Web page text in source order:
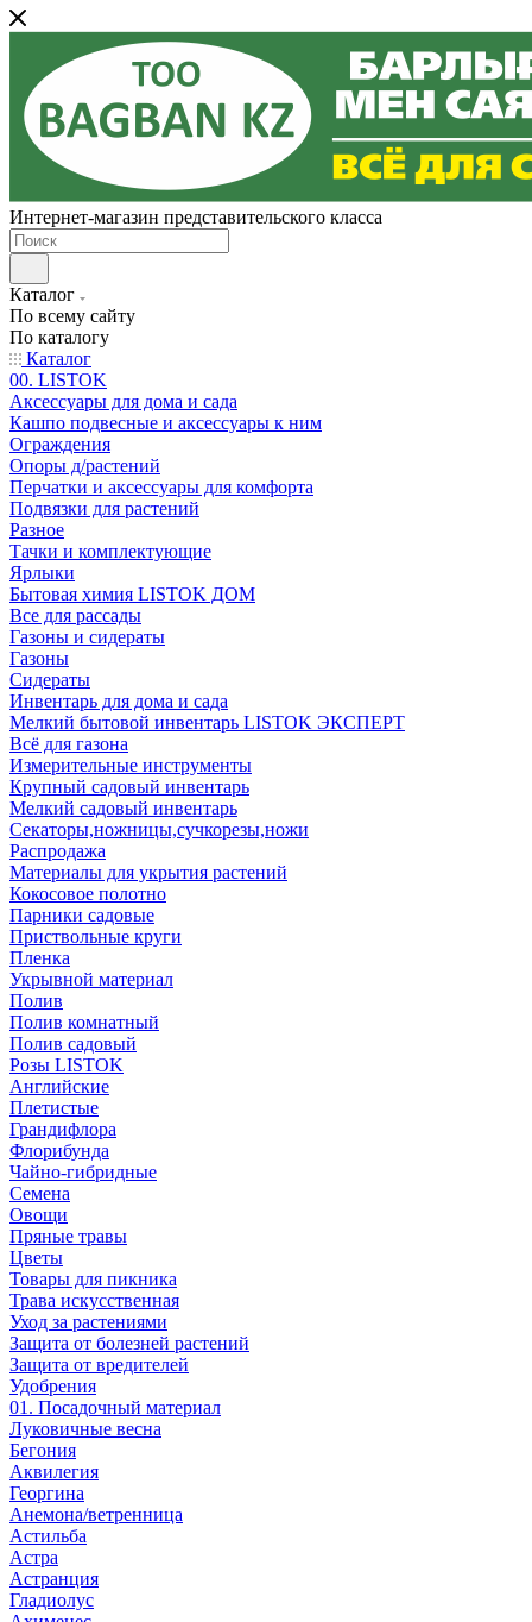
Интернет-магазин представительского класса
Каталог
По всему сайту
По каталогу
Каталог
00. LISTOK
Аксессуары для дома и сада
Кашпо подвесные и аксессуары к ним
Ограждения
Опоры д/растений
Перчатки и аксессуары для комфорта
Подвязки для растений
Разное
Тачки и комплектующие
Ярлыки
Бытовая химия LISTOK ДОМ
Все для рассады
Газоны и сидераты
Газоны
Сидераты
Инвентарь для дома и сада
Мелкий бытовой инвентарь LISTOK ЭКСПЕРТ
Всё для газона
Измерительные инструменты
Крупный садовый инвентарь
Мелкий садовый инвентарь
Секаторы,ножницы,сучкорезы,ножи
Распродажа
Материалы для укрытия растений
Кокосовое полотно
Парники садовые
Приствольные круги
Пленка
Укрывной материал
Полив
Полив комнатный
Полив садовый
Розы LISTOK
Английские
Плетистые
Грандифлора
Флорибунда
Чайно-гибридные
Семена
Овощи
Пряные травы
Цветы
Товары для пикника
Трава искусственная
Уход за растениями
Защита от болезней растений
Защита от вредителей
Удобрения
01. Посадочный материал
Луковичные весна
Бегония
Аквилегия
Георгина
Анемона/ветренница
Астильба
Астра
Астранция
Гладиолус